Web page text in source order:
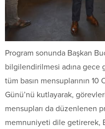
Program sonunda Başkan
bilgilendirilmesi adına gece
tüm basın mensuplarının 10
Günü’nü kutlayarak,
mensupları da düzenlenen
memnuniyeti dile getirerek,